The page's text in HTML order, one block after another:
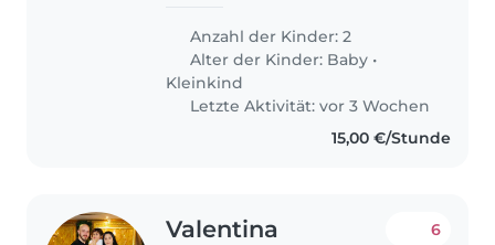
Babysitter, Nanny oder
Tagesmutter für unsere zwei
lebhaften Kinder, ein Baby und
einen Kleinkind. Besonders
unser 2,5..
Anzahl der Kinder: 2
Alter der Kinder: Baby •
Kleinkind
Letzte Aktivität: vor 3 Wochen
15,00 €/Stunde
Valentina 6